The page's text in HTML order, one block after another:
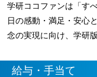
学研ココファンは「す
日の感動・満足・安心
念の実現に向け、学研
給与・手当て